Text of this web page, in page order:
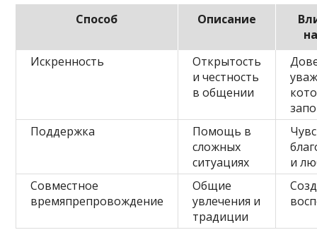
Способ Описание
Искренность
Открытость
и честность
в общении
Поддержка
Помощь в
сложных
ситуациях
и
Совместное
времяпрепровождение
Общие
увлечения и
традиции